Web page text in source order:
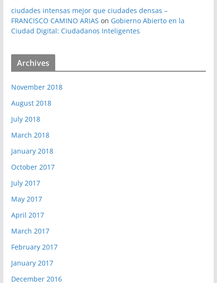
ciudades intensas mejor que ciudades densas –
FRANCISCO CAMINO ARIAS on Gobierno Abierto en la
Ciudad Digital: Ciudadanos Inteligentes
Archives
November 2018
August 2018
July 2018
March 2018
January 2018
October 2017
July 2017
May 2017
April 2017
March 2017
February 2017
January 2017
December 2016